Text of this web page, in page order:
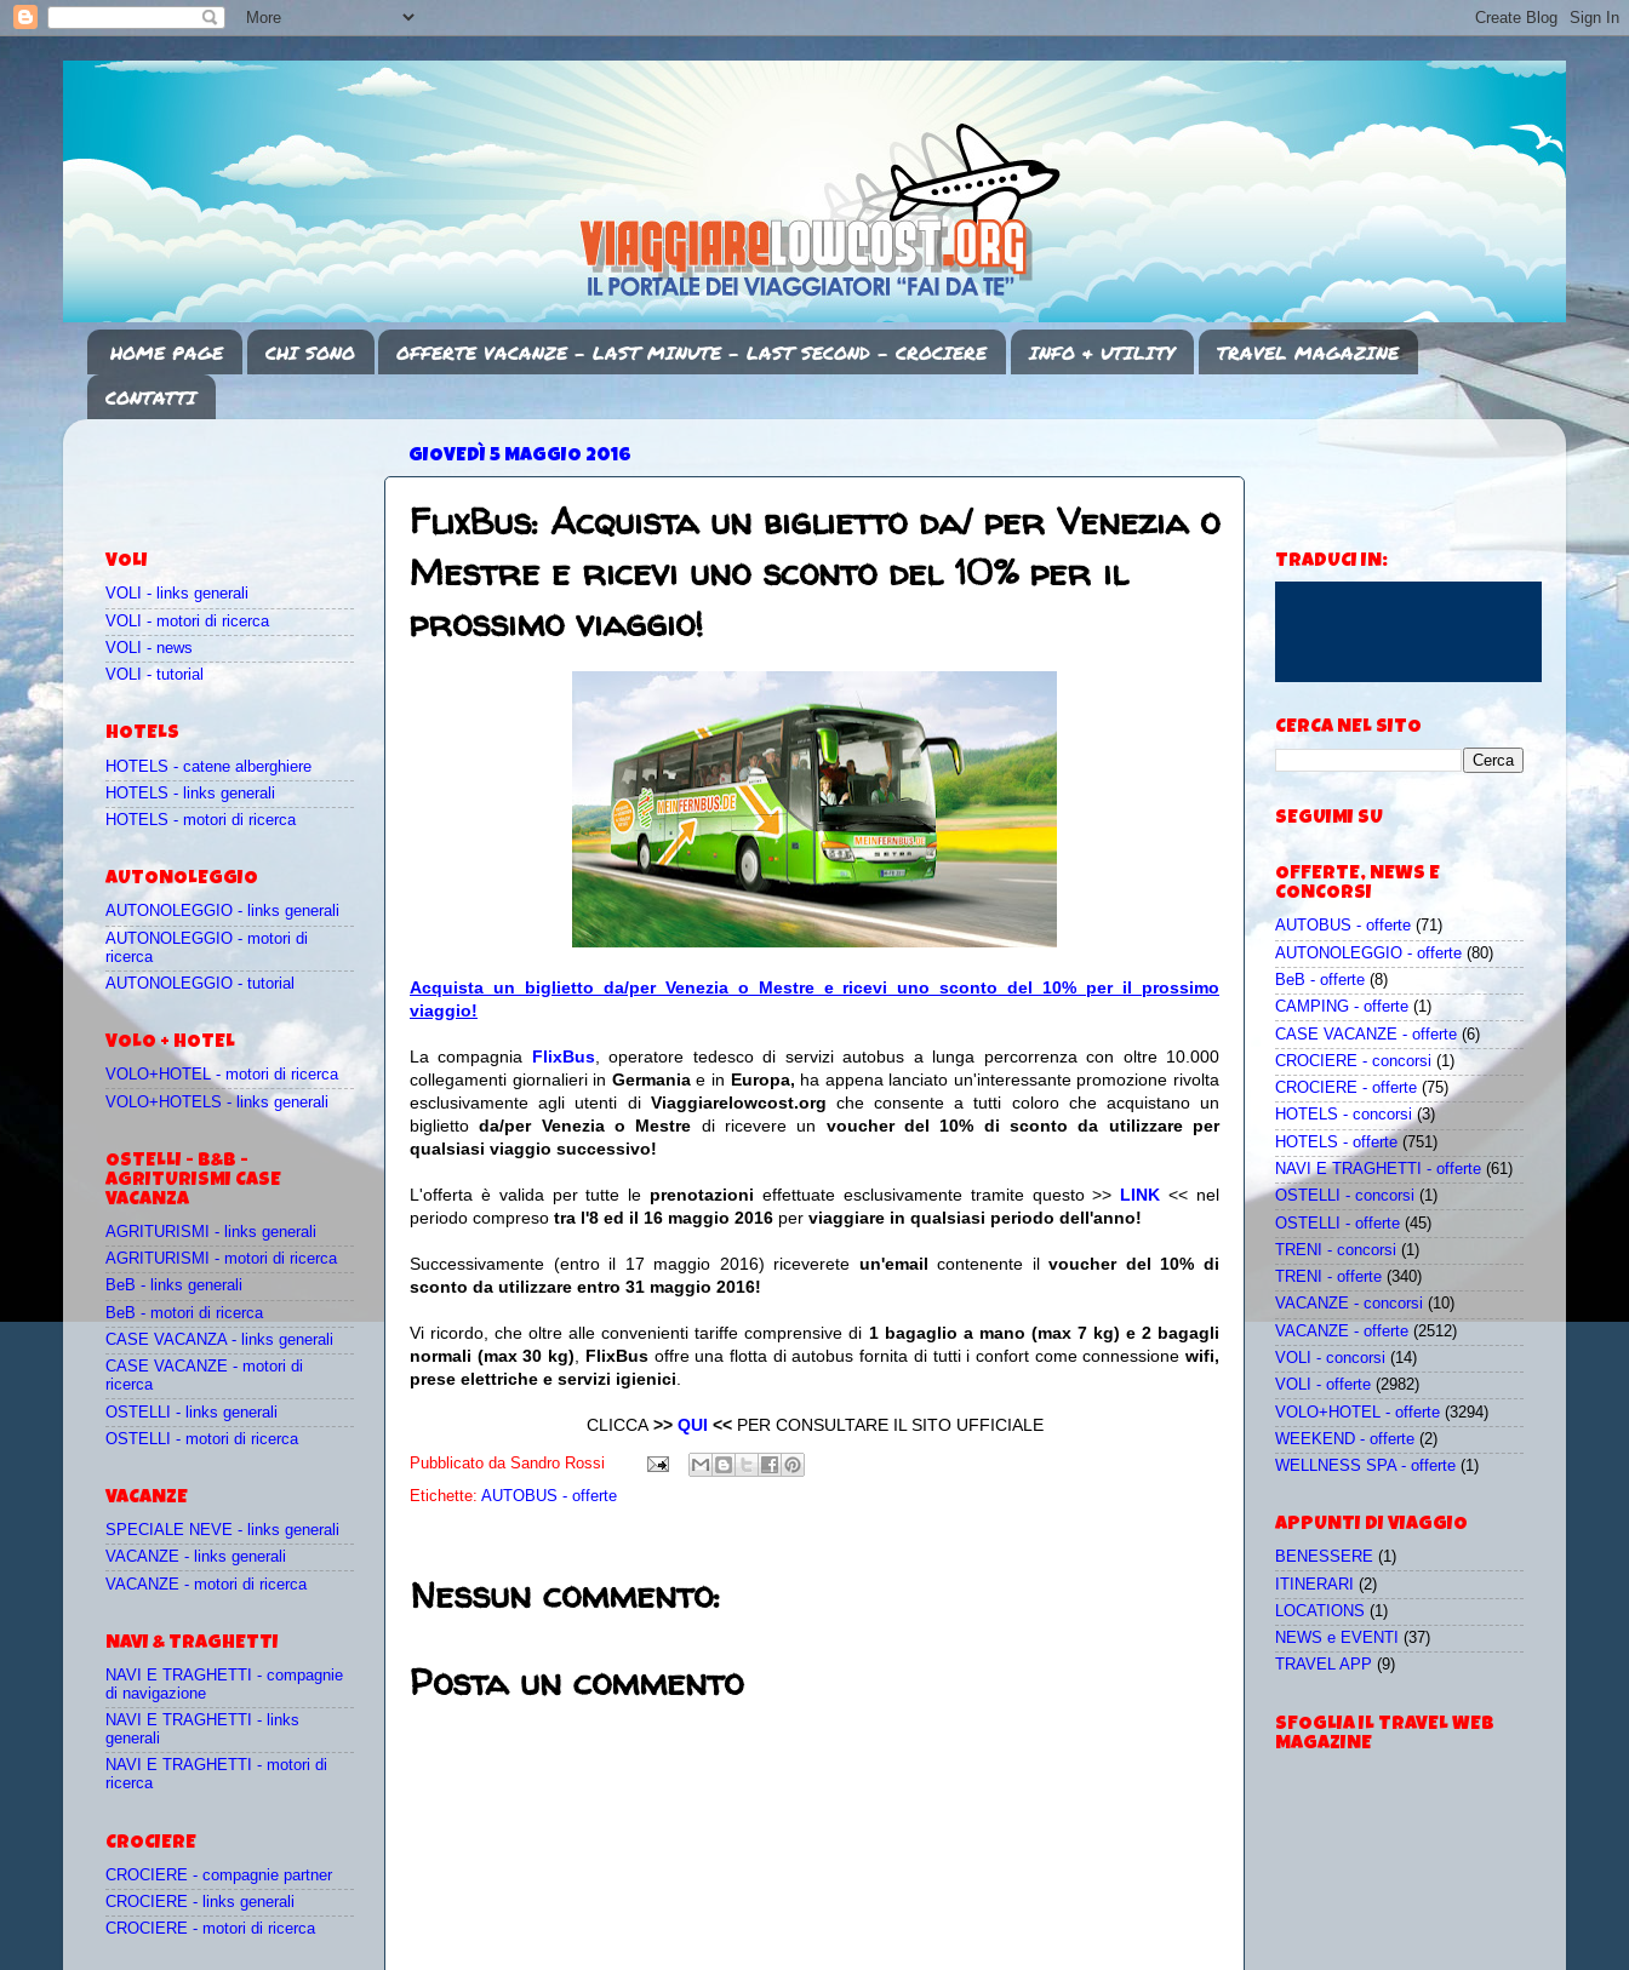
HOME PAGE CHI SONO OFFERTE VACANZE - LAST MINUTE - LAST SECOND - CROCIERE INFO & UTILITY
TRAVEL MAGAZINE
CONTATTI
GIOVEDÌ 5 MAGGIO 2016
FlixBus: Acquista un biglietto da/ per Venezia o
Mestre e ricevi uno sconto del 10% per il
prossimo viaggio!
Acquista un biglietto da/per Venezia o Mestre e ricevi uno sconto del 10% per il prossimo
viaggio!
La compagnia FlixBus, operatore tedesco di servizi autobus a lunga percorrenza con oltre 10.000
collegamenti giornalieri in Germaniae in Europa, ha appena lanciato un'interessante promozione rivolta
esclusivamente agli utenti di Viaggiarelowcost.org che consente a tutti coloro che acquistano un
bigliettoda/per Venezia o Mestre di ricevere un voucher del 10% di sconto da utilizzare per
qualsiasi viaggio successivo!
L'offerta è valida per tutte le prenotazionieffettuate esclusivamente tramite questo >> LINK << nel
periodo compreso tra l'8 ed il 16 maggio 2016 per viaggiare in qualsiasi periodo dell'anno!
Successivamente (entro il 17 maggio 2016) riceverete un'email contenente ilvoucher del 10% di
sconto da utilizzare entro 31 maggio 2016!
Vi ricordo, che oltre alle convenienti tariffe comprensive di 1 bagaglio a mano (max 7 kg) e 2 bagagli
normali (max 30 kg)
FlixBus offre una flotta di autobus fornita di tutti i confort come connessionewifi,
prese elettriche e servizi igienici
CLICCA >> QUI <<PER CONSULTARE IL SITO UFFICIALE
Pubblicato da Sandro Rossi
Etichette: AUTOBUS - offerte
Nessun commento:
Posta un commento
VOLI
VOLI - links generali
VOLI - motori di ricerca
VOLI - news
VOLI - tutorial
HOTELS
HOTELS - catene alberghiere
HOTELS - links generali
HOTELS - motori di ricerca
AUTONOLEGGIO
AUTONOLEGGIO - links generali
AUTONOLEGGIO - motori di
ricerca
AUTONOLEGGIO - tutorial
VOLO + HOTEL
VOLO+HOTEL - motori di ricerca
VOLO+HOTELS - links generali
OSTELLI - B&B -
AGRITURISMI CASE
VACANZA
AGRITURISMI - links generali
AGRITURISMI - motori di ricerca
BeB - links generali
BeB - motori di ricerca
CASE VACANZA - links generali
CASE VACANZE - motori di
ricerca
OSTELLI - links generali
OSTELLI - motori di ricerca
VACANZE
SPECIALE NEVE - links generali
VACANZE - links generali
VACANZE - motori di ricerca
NAVI & TRAGHETTI
NAVI E TRAGHETTI - compagnie
di navigazione
NAVI E TRAGHETTI - links
generali
NAVI E TRAGHETTI - motori di
ricerca
CROCIERE
CROCIERE - compagnie partner
CROCIERE - links generali
CROCIERE - motori di ricerca
TRADUCI IN:
CERCA NEL SITO
SEGUIMI SU
OFFERTE, NEWS E
CONCORSI
AUTOBUS - offerte (71)
AUTONOLEGGIO - offerte (80)
BeB - offerte (8)
CAMPING - offerte (1)
CASE VACANZE - offerte (6)
CROCIERE - concorsi (1)
CROCIERE - offerte (75)
HOTELS - concorsi (3)
HOTELS - offerte (751)
NAVI E TRAGHETTI - offerte (61)
OSTELLI - concorsi (1)
OSTELLI - offerte (45)
TRENI - concorsi (1)
TRENI - offerte (340)
VACANZE - concorsi (10)
VACANZE - offerte (2512)
VOLI - concorsi (14)
VOLI - offerte (2982)
VOLO+HOTEL - offerte (3294)
WEEKEND - offerte (2)
WELLNESS SPA - offerte (1)
APPUNTI DI VIAGGIO
BENESSERE (1)
ITINERARI (2)
LOCATIONS (1)
NEWS e EVENTI
(37)
TRAVEL APP (9)
SFOGLIA IL TRAVEL WEB
MAGAZINE